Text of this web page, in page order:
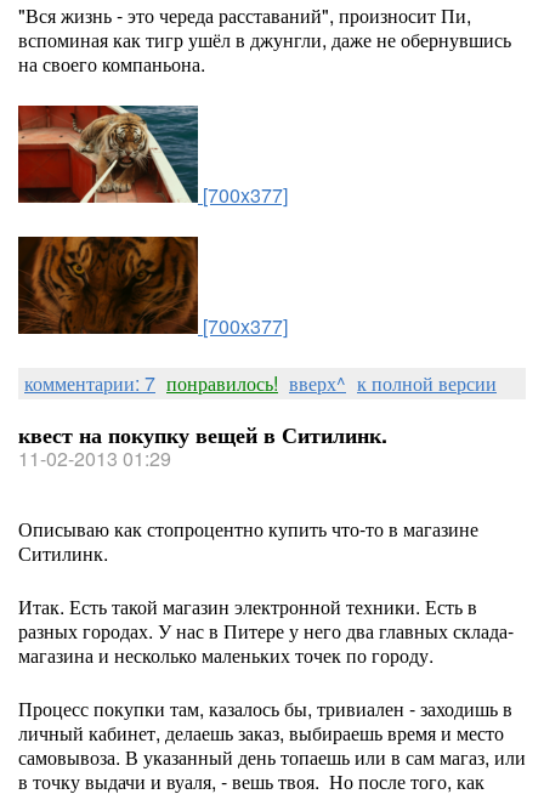
"Вся жизнь - это череда расставаний", произносит Пи,
вспоминая как тигр ушёл в джунгли, даже не обернувшись
на своего компаньона.
[700x377]
[700x377]
комментарии: 7 понравилось! вверх^ к полной версии
квест на покупку вещей в Ситилинк.
11-02-2013 01:29
Описываю как стопроцентно купить что-то в магазине
Ситилинк.
Итак. Есть такой магазин электронной техники. Есть в
разных городах. У нас в Питере у него два главных склада-
магазина и несколько маленьких точек по городу.
Процесс покупки там, казалось бы, тривиален - заходишь в
личный кабинет, делаешь заказ, выбираешь время и место
самовывоза. В указанный день топаешь или в сам магаз, или
в точку выдачи и вуаля, - вешь твоя. Но после того, как